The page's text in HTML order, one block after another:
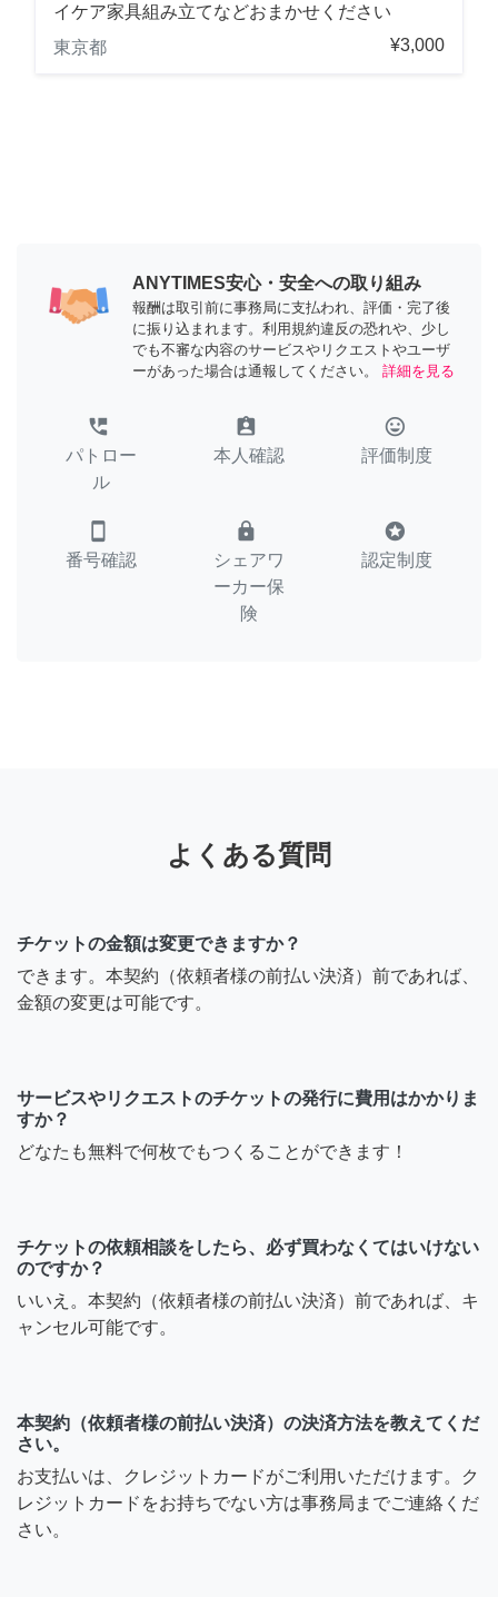
イケア家具組み立てなどおまかせください
東京都
¥3,000
ANYTIMES安心・安全への取り組み
報酬は取引前に事務局に支払われ、評価・完了後
に振り込まれます。利用規約違反の恐れや、少し
でも不審な内容のサービスやリクエストやユーザ
ーがあった場合は通報してください。
詳細を見る
perm_phone_msg
パトロー
ル
assignment_ind
本人確認
tag_faces
評価制度
smartphone
番号確認
lock
シェアワ
ーカー保
険
stars
認定制度
よくある質問
チケットの金額は変更できますか？
できます。本契約（依頼者様の前払い決済）前であれば、
金額の変更は可能です。
サービスやリクエストのチケットの発行に費用はかかりま
すか？
どなたも無料で何枚でもつくることができます！
チケットの依頼相談をしたら、必ず買わなくてはいけない
のですか？
いいえ。本契約（依頼者様の前払い決済）前であれば、キ
ャンセル可能です。
本契約（依頼者様の前払い決済）の決済方法を教えてくだ
さい。
お支払いは、クレジットカードがご利用いただけます。ク
レジットカードをお持ちでない方は事務局までご連絡くだ
さい。